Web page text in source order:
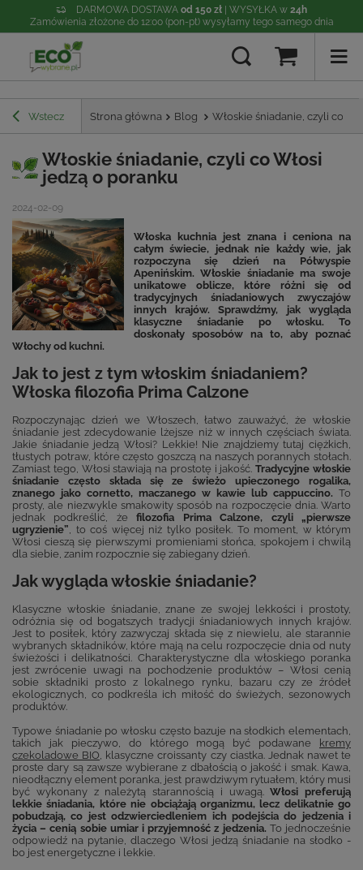
DARMOWA DOSTAWA od 150 zł | WYSYŁKA w 24h
Zamówienia złożone do 12:00 (pon-pt) wysyłamy tego samego dnia
Wstecz Strona główna Blog Włoskie śniadanie, czyli co
Włoskie śniadanie, czyli co Włosi
jedzą o poranku
2024-02-09
Włoska kuchnia jest znana i ceniona na
całym świecie, jednak nie każdy wie, jak
rozpoczyna się dzień na Półwyspie
Apenińskim. Włoskie śniadanie ma swoje
unikatowe oblicze, które różni się od
tradycyjnych śniadaniowych zwyczajów
innych krajów. Sprawdźmy, jak wygląda
klasyczne śniadanie po włosku. To
doskonały sposobów na to, aby poznać
Włochy od kuchni.
Jak to jest z tym włoskim śniadaniem?
Włoska filozofia Prima Calzone
Rozpoczynając dzień we Włoszech, łatwo zauważyć, że włoskie
śniadanie jest zdecydowanie lżejsze niż w innych częściach świata.
Jakie śniadanie jedzą Włosi? Lekkie! Nie znajdziemy tutaj ciężkich,
tłustych potraw, które często goszczą na naszych porannych stołach.
Zamiast tego, Włosi stawiają na prostotę i jakość.Tradycyjne włoskie
śniadanie często składa się ze świeżo upieczonego rogalika,
znanego jako cornetto, maczanego w kawie lub cappuccino. To
prosty, ale niezwykle smakowity sposób na rozpoczęcie dnia. Warto
jednak podkreślić, żefilozofia Prima Calzone, czyli „pierwsze
ugryzienie”, to coś więcej niż tylko posiłek. To moment, w którym
Włosi cieszą się pierwszymi promieniami słońca, spokojem i chwilą
dla siebie, zanim rozpocznie się zabiegany dzień.
Jak wygląda włoskie śniadanie?
Klasyczne włoskie śniadanie, znane ze swojej lekkości i prostoty,
odróżnia się od bogatszych tradycji śniadaniowych innych krajów.
Jest to posiłek, który zazwyczaj składa się z niewielu, ale starannie
wybranych składników, które mają na celu rozpoczęcie dnia od nuty
świeżości i delikatności. Charakterystyczne dla włoskiego poranka
jest zwrócenie uwagi na pochodzenie produktów – Włosi cenią
sobie składniki prosto z lokalnego rynku, bazaru czy ze źródeł
ekologicznych, co podkreśla ich miłość do świeżych, sezonowych
produktów.
Typowe śniadanie po włosku często bazuje na słodkich elementach,
takich jak pieczywo, do którego mogą być podawane
kremy
czekoladowe BIO, klasyczne croissanty czy ciastka. Jednak nawet te
proste dary są zawsze wybierane z dbałością o jakość i smak. Kawa,
nieodłączny element poranka, jest prawdziwym rytuałem, który musi
być wykonany z należytą starannością i uwagą.Włosi preferują
lekkie śniadania, które nie obciążają organizmu, lecz delikatnie go
pobudzają, co jest odzwierciedleniem ich podejścia do jedzenia i
życia – cenią sobie umiar i przyjemność z jedzenia. To jednocześnie
odpowiedź na pytanie, dlaczego Włosi jedzą śniadanie na słodko -
bo jest energetyczne i lekkie.